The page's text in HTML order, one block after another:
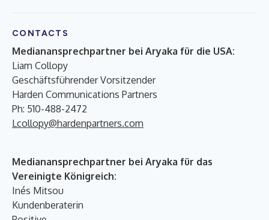
CONTACTS
Medianansprechpartner bei Aryaka für die USA:
Liam Collopy
Geschäftsführender Vorsitzender
Harden Communications Partners
Ph: 510-488-2472
Lcollopy@hardenpartners.com
Medianansprechpartner bei Aryaka für das
Vereinigte Königreich:
Inés Mitsou
Kundenberaterin